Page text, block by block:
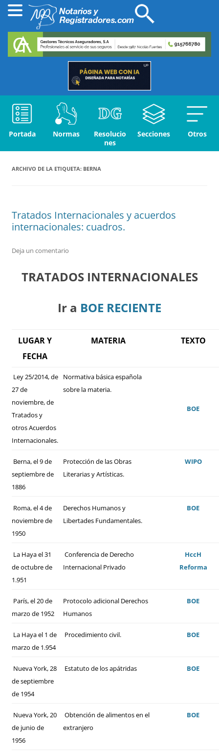
Portada Normas
Resolucio
nes
Secciones Otros
ARCHIVO DE LA ETIQUETA: BERNA
Tratados Internacionales y acuerdos
internacionales: cuadros.
Deja un comentario
TRATADOS INTERNACIONALES
Ir a BOE RECIENTE
LUGAR Y
FECHA
MATERIA TEXTO
Ley 25/2014, de
27 de
noviembre, de
Tratados y
otros Acuerdos
Internacionales.
Normativa básica española
sobre la materia.
BOE
Berna, el 9 de
septiembre de
1886
Protección de las Obras
Literarias y Artísticas.
WIPO
Roma, el 4 de
noviembre de
1950
Derechos Humanos y
Libertades Fundamentales.
BOE
La Haya el 31
de octubre de
1.951
Conferencia de Derecho
Internacional Privado
HccH
Reforma
París, el 20 de
marzo de 1952
Protocolo adicional Derechos
Humanos
BOE
La Haya el 1 de
marzo de 1.954
Procedimiento civil. BOE
Nueva York, 28
de septiembre
de 1954
Estatuto de los apátridas BOE
Nueva York, 20
de junio de
1956
Obtención de alimentos en el
extranjero
BOE